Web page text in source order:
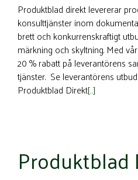
Produktblad direkt levererar
konsulttjänster inom
brett och konkurrenskraftigt
märkning och skyltning. Med
20 % rabatt på leverantörens
tjänster. Se leverantörens
Produktblad Direkt[…]
Produktblad